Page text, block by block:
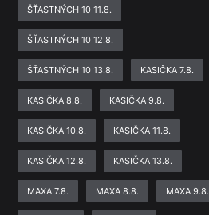
ŠŤASTNÝCH 10 11.8.
ŠŤASTNÝCH 10 12.8.
ŠŤASTNÝCH 10 13.8. KASIČKA 7.8.
KASIČKA 8.8. KASIČKA 9.8.
KASIČKA 10.8. KASIČKA 11.8.
KASIČKA 12.8. KASIČKA 13.8.
MAXA 7.8. MAXA 8.8. MAXA 9.8.